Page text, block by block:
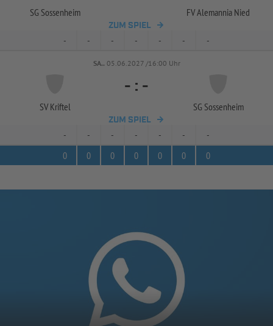
SG Sossenheim FV Alemannia Nied
ZUM SPIEL
- - - - - - -
SA.. 05.06.2027 /16:00 Uhr
SV Kriftel
- : -
SG Sossenheim
ZUM SPIEL
- - - - - -
-
0
0 0 0 0 0 0